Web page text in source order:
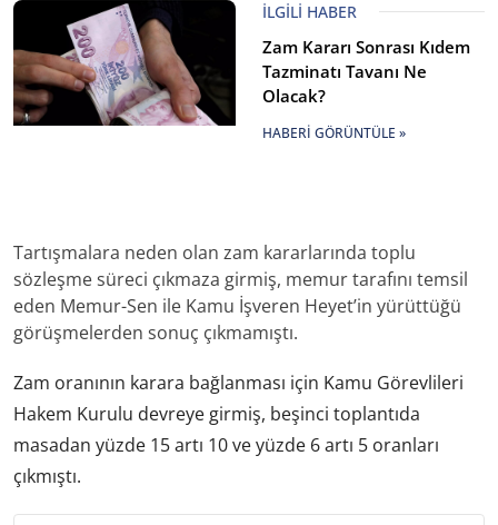
İLGILI HABER
Zam Kararı Sonrası Kıdem
Tazminatı Tavanı Ne
Olacak?
HABERI GÖRÜNTÜLE »
Tartışmalara neden olan zam kararlarında toplu
sözleşme süreci çıkmaza girmiş, memur tarafını temsil
eden Memur-Sen ile Kamu İşveren Heyet’in yürüttüğü
görüşmelerden sonuç çıkmamıştı.
Zam oranının karara bağlanması için Kamu Görevlileri
Hakem Kurulu devreye girmiş, beşinci toplantıda
masadan yüzde 15 artı 10 ve yüzde 6 artı 5 oranları
çıkmıştı.